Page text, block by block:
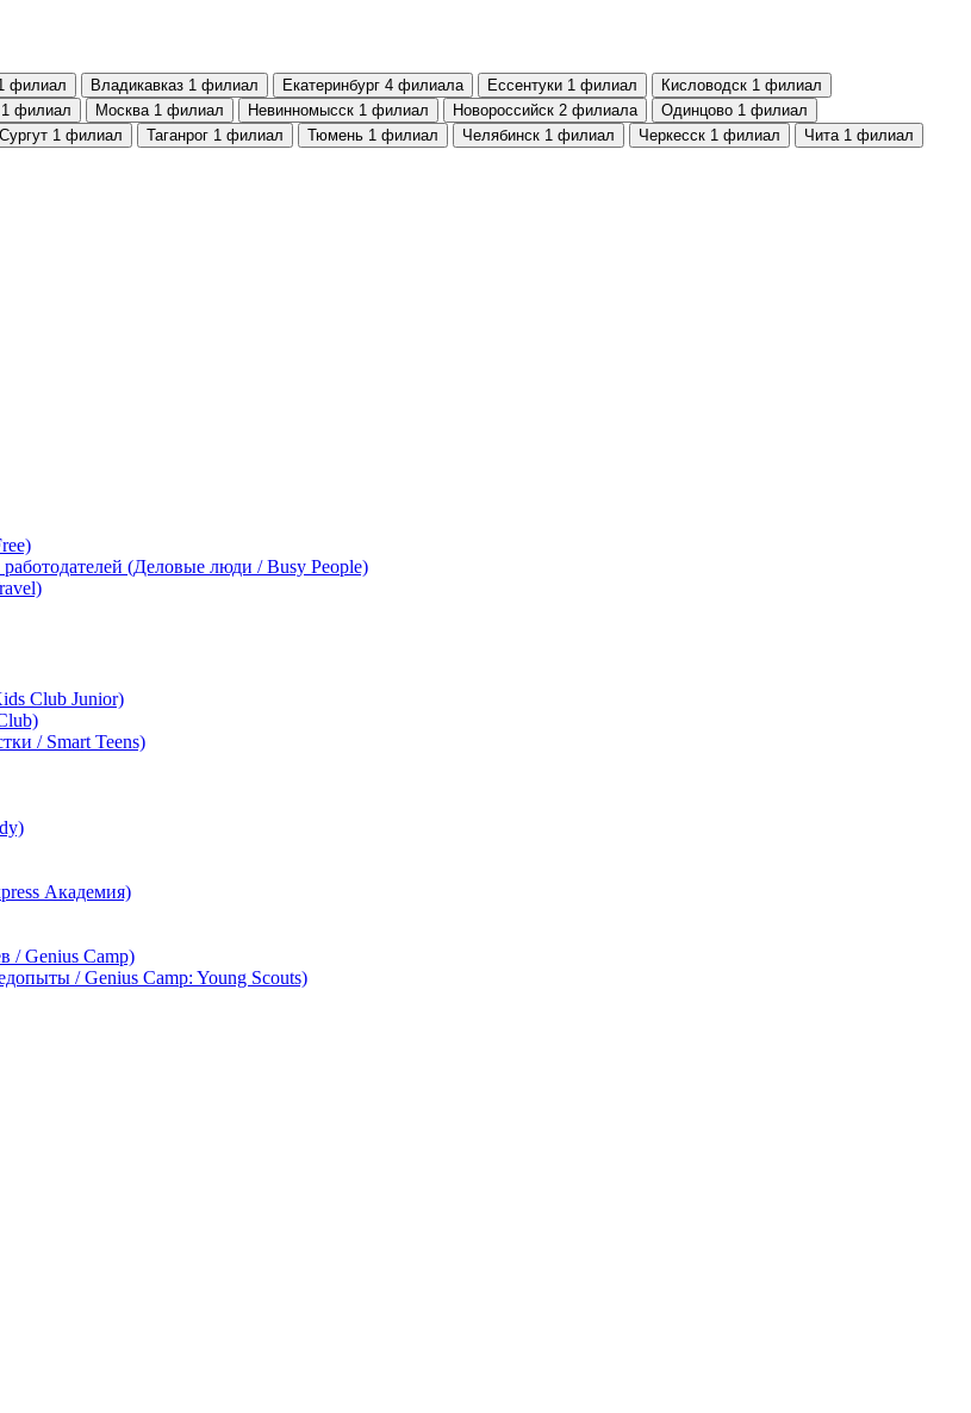
филиал Владикавказ 1 филиал Екатеринбург 4 филиала Ессентуки 1 филиал Кисловодск 1 филиал
1 филиал Москва 1 филиал Невинномысск 1 филиал Новороссийск 2 филиала Одинцово 1 филиал
Сургут 1 филиал Таганрог 1 филиал Тюмень 1 филиал Челябинск 1 филиал Черкесск 1 филиал Чита 1 филиал
(Деловые люди / Busy People)
Club Junior)
/ Smart Teens)
Академия)
/ Genius Camp)
/ Genius Camp: Young Scouts)